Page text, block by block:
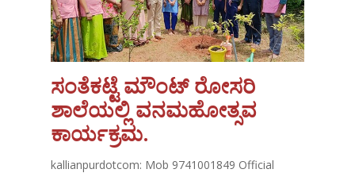
ಸಂತೆಕಟ್ಟೆ ಮೌಂಟ್ ರೋಸರಿ
ಶಾಲೆಯಲ್ಲಿ ವನಮಹೋತ್ಸವ
ಕಾರ್ಯಕ್ರಮ.
kallianpurdotcom: Mob 9741001849 Official